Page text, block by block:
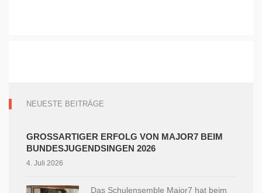
NEUESTE BEITRÄGE
GROSSARTIGER ERFOLG VON MAJOR7 BEIM B
UNDESJUGENDSINGEN 2026
4. Juli 2026
Das Schulensemble Major7 hat beim